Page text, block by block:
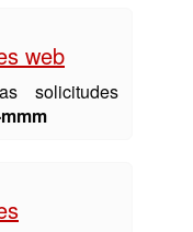
web
solicitudes